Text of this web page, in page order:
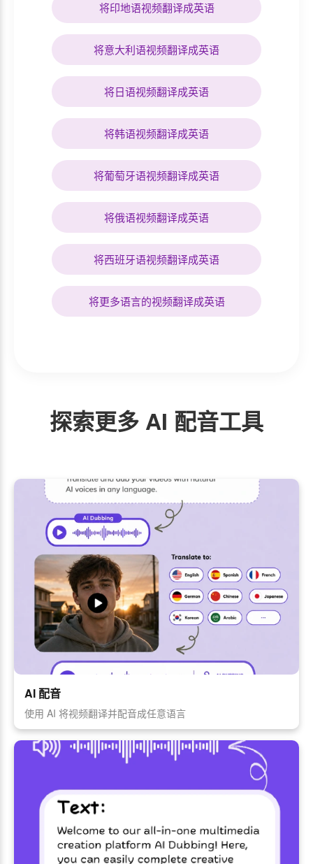
将印地语视频翻译成英语
将意大利语视频翻译成英语
将日语视频翻译成英语
将韩语视频翻译成英语
将葡萄牙语视频翻译成英语
将俄语视频翻译成英语
将西班牙语视频翻译成英语
将更多语言的视频翻译成英语
探索更多 AI 配音工具
AI 配音
使用 AI 将视频翻译并配音成任意语言